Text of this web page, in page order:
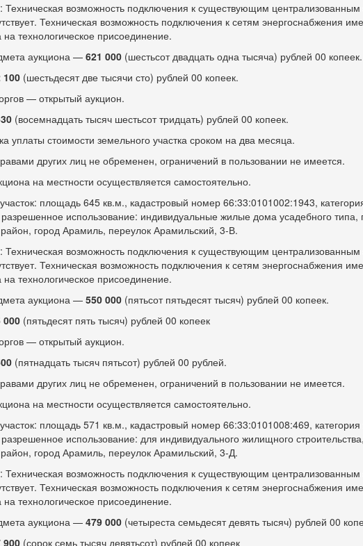
Техническая возможность подключения к существующим
Техническая возможность подключения к сетям энергоснабжения
технологическое присоединение.
аукциона —621 000 (шестьсот двадцать одна тысяча) рублей 00 копеек.
100 (шестьдесят две тысячи сто) рублей 00 копеек.
— открытый аукцион.
(восемнадцать тысяч шестьсот тридцать) рублей 00 копеек.
уплаты стоимости земельного участка сроком на два месяца.
других лиц не обременен, ограничений в пользовании не имеется.
на местности осуществляется самостоятельно.
площадь 645 кв.м., кадастровый номер 66:33:0101002:1943,
использование: индивидуальные жилые дома усадебного типа,
город Арамиль, переулок Арамильский,3-В.
Техническая возможность подключения к существующим
Техническая возможность подключения к сетям энергоснабжения
технологическое присоединение.
аукциона —550 000 (пятьсот пятьдесят тысяч) рублей 00 копеек.
000 (пятьдесят пять тысяч) рублей 00 копеек
— открытый аукцион.
(пятнадцать тысяч пятьсот) рублей 00 рублей.
других лиц не обременен, ограничений в пользовании не имеется.
на местности осуществляется самостоятельно.
площадь 571 кв.м., кадастровый номер 66:33:0101008:469,
использование: для индивидуального жилищного
город Арамиль, переулок Арамильский,3-Д.
Техническая возможность подключения к существующим
Техническая возможность подключения к сетям энергоснабжения
технологическое присоединение.
аукциона —479 000 (четыреста семьдесят девять тысяч) рублей 00
900 (сорок семь тысяч девятьсот) рублей 00 копеек